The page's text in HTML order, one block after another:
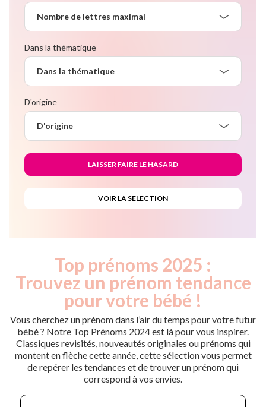
Nombre de lettres maximal
Dans la thématique
Dans la thématique
D'origine
D'origine
Top prénoms 2025 :
Trouvez un prénom tendance
pour votre bébé !
Vous cherchez un prénom dans l’air du temps pour votre futur
bébé ? Notre Top Prénoms 2024 est là pour vous inspirer.
Classiques revisités, nouveautés originales ou prénoms qui
montent en flèche cette année, cette sélection vous permet
de repérer les tendances et de trouver un prénom qui
correspond à vos envies.